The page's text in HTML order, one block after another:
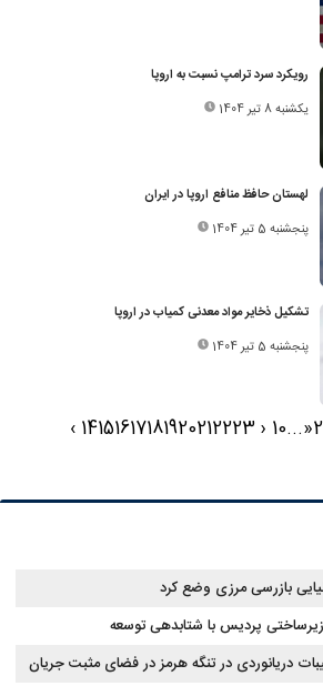
رویکرد سرد ترامپ نسبت به اروپا
یکشنبه 8 تیر 1404
لهستان حافظ منافع اروپا در ایران
پنجشنبه 5 تیر 1404
تشکیل ذخایر مواد معدنی کمیاب در اروپا
پنجشنبه 5 تیر 1404
«
...
10
‹
14151617181920212223
›
بازرسی مرزی وضع کرد
دریانوردی در تنگه هرمز در فضای مثبت جریان